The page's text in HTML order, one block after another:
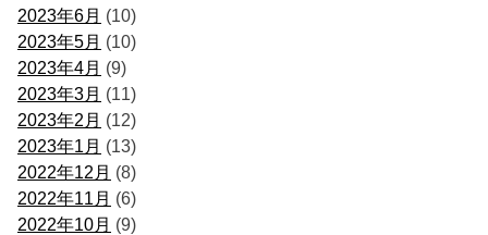
2023年6月 (10)
2023年5月 (10)
2023年4月 (9)
2023年3月 (11)
2023年2月 (12)
2023年1月 (13)
2022年12月 (8)
2022年11月 (6)
2022年10月 (9)